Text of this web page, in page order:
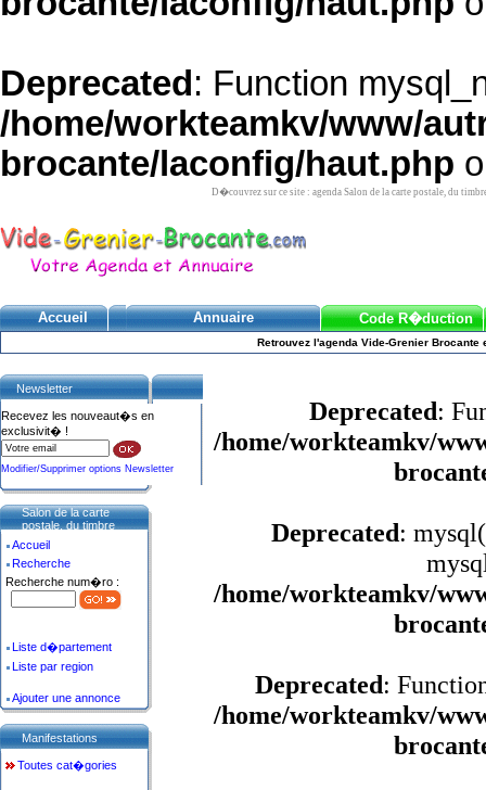
Deprecated : Function
/home/workteamkv/www/
brocante/laconfig/haut.php
D�couvrez sur ce site : agenda Salon de la carte postale, du
Accueil Annuaire Code R�duction
Retrouvez l'agenda Vide-Grenier
Deprecated:
/home/workteamkv/
Deprecated:
/home/workteamkv/
Deprecated:
/home/workteamkv/
Newsletter
Recevez les nouveaut�s en
exclusivit� !
Modifier/Supprimer options Newsletter
Salon de la carte
postale, du timbre
Accueil
Recherche
Recherche num�ro :
Liste d�partement
Liste par region
Ajouter une annonce
Manifestations
Toutes cat�gories